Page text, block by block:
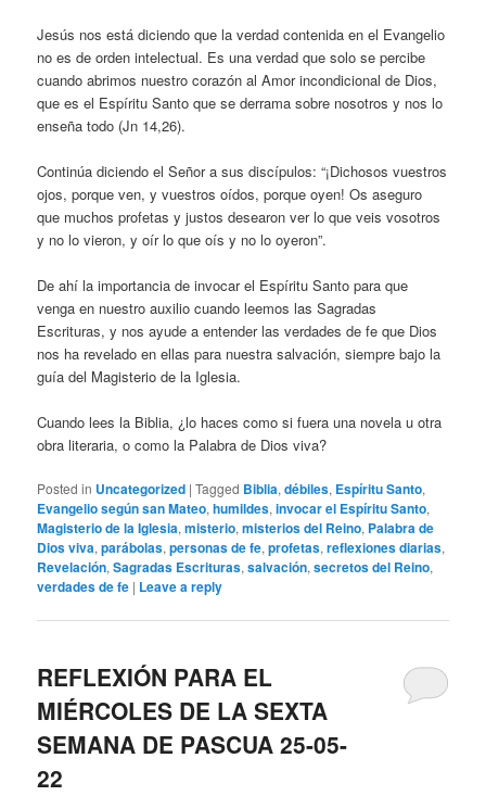
Jesús nos está diciendo que la verdad contenida en el Evangelio
no es de orden intelectual. Es una verdad que solo se percibe
cuando abrimos nuestro corazón al Amor incondicional de Dios,
que es el Espíritu Santo que se derrama sobre nosotros y nos lo
enseña todo (Jn 14,26).
Continúa diciendo el Señor a sus discípulos: “¡Dichosos vuestros
ojos, porque ven, y vuestros oídos, porque oyen! Os aseguro
que muchos profetas y justos desearon ver lo que veis vosotros
y no lo vieron, y oír lo que oís y no lo oyeron”.
De ahí la importancia de invocar el Espíritu Santo para que
venga en nuestro auxilio cuando leemos las Sagradas
Escrituras, y nos ayude a entender las verdades de fe que Dios
nos ha revelado en ellas para nuestra salvación, siempre bajo la
guía del Magisterio de la Iglesia.
Cuando lees la Biblia, ¿lo haces como si fuera una novela u otra
obra literaria, o como la Palabra de Dios viva?
Posted in Uncategorized |Tagged Biblia,débiles, Espíritu Santo,
Evangelio según san Mateo,humildes,invocar el Espíritu Santo,
Magisterio de la Iglesia,misterio,misterios del Reino, Palabra de
Dios viva,parábolas,personas de fe,profetas,reflexiones diarias,
Revelación,Sagradas Escrituras,salvación,secretos del Reino,
verdades de fe | Leave a reply
REFLEXIÓN PARA EL
MIÉRCOLES DE LA SEXTA
SEMANA DE PASCUA 25-05-
22